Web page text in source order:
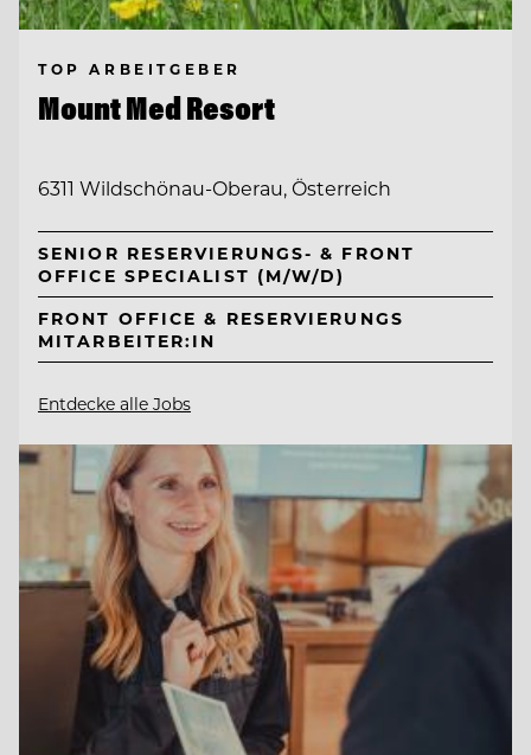
TOP ARBEITGEBER
Mount Med Resort
6311 Wildschönau-Oberau, Österreich
SENIOR RESERVIERUNGS- & FRONT
OFFICE SPECIALIST (M/W/D)
FRONT OFFICE & RESERVIERUNGS
MITARBEITER:IN
Entdecke alle Jobs